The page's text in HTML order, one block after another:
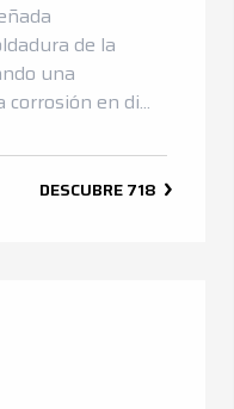
de la
una
en di...
DESCUBRE718